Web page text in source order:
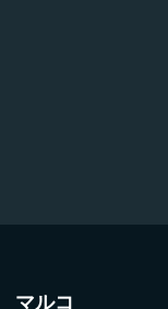
マルコ